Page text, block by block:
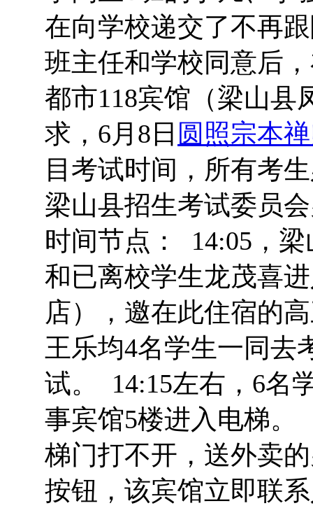
在向学校递交了不再
班主任和学校同意后
都市118宾馆（梁山县
求，6月8日 圆照宗本
目考试时间，所有考
梁山县招生考试委员
时间节点： 14:05，
和已离校学生龙茂喜
店），邀在此住宿的
王乐均4名学生一同去
试。 14:15左右，6名
事宾馆5楼进入电梯。
梯门打不开，送外卖
按钮，该宾馆立即联